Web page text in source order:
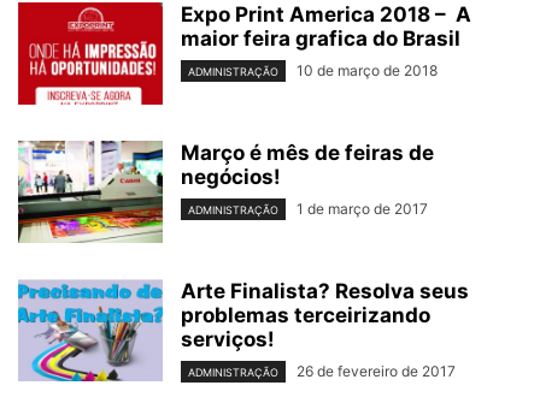
Expo Print America 2018 – A
maior feira grafica do Brasil
ADMINISTRAÇÃO 10 de março de 2018
Março é mês de feiras de
negócios!
ADMINISTRAÇÃO 1 de março de 2017
Arte Finalista? Resolva seus
problemas terceirizando
serviços!
ADMINISTRAÇÃO 26 de fevereiro de 2017